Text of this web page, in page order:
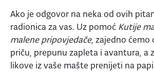
Ako je odgovor na neka od ovih
radionica za vas. Uz pomoć Kutije
malene pripovjedače, zajedno
priču, prepunu zapleta i avantura, a
likove iz vaše mašte prenijeti na